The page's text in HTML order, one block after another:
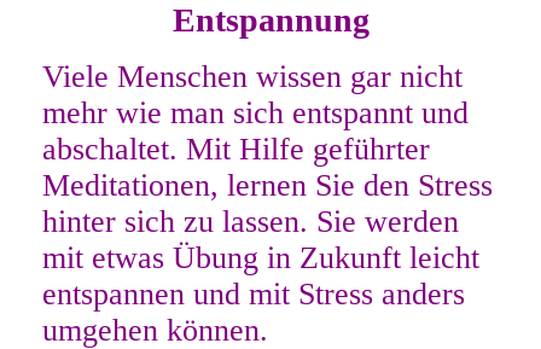
Entspannung
Viele Menschen wissen gar nicht
mehr wie man sich entspannt und
abschaltet. Mit Hilfe geführter
Meditationen, lernen Sie den Stress
hinter sich zu lassen. Sie werden
mit etwas Übung in Zukunft leicht
entspannen und mit Stress anders
umgehen können.